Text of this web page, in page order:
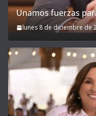
Unamos fuerzas
lunes 8 de diciembre de